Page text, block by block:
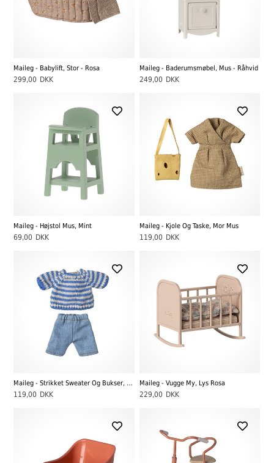
Maileg - Babylift, Stor - Rosa
299,00 DKK
Maileg - Baderumsmøbel, Mus - Råhvid
249,00 DKK
Maileg - Højstol Mus, Mint
69,00 DKK
Maileg - Kjole Og Taske, Mor Mus
119,00 DKK
Maileg - Strikket Sweater Og Bukser, Storebror Mus
119,00 DKK
Maileg - Vugge My, Lys Rosa
229,00 DKK